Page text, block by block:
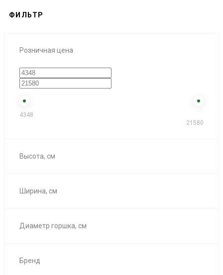
ФИЛЬТР
Розничная цена
4348
21580
Высота, см
Ширина, см
Диаметр горшка, см
Бренд